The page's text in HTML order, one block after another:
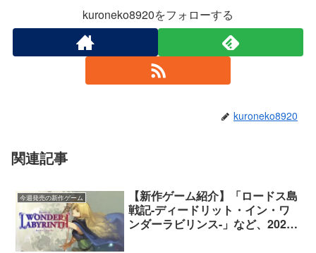
kuroneko8920をフォローする
kuroneko8920
関連記事
今週発売の新作ゲーム
【新作ゲーム紹介】「ロードス島
戦記-ディードリット・イン・ワ
ンダーラビリンス-」など、2021